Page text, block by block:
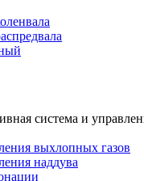
система и
выхлопных газов
наддува